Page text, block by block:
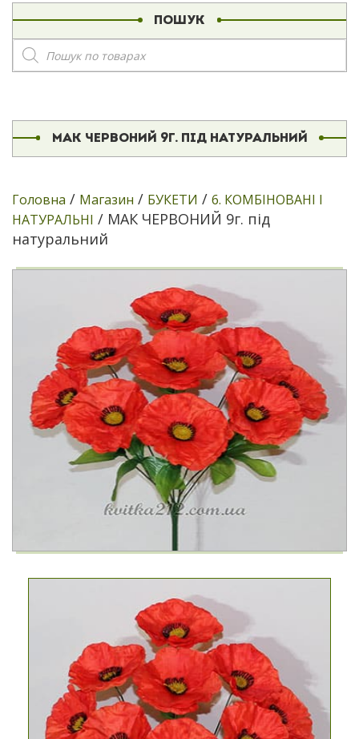
ПОШУК
Пошук
товарів
МАК ЧЕРВОНИЙ 9Г. ПІД НАТУРАЛЬНИЙ
Головна / Магазин / БУКЕТИ / 6. КОМБІНОВАНІ І
НАТУРАЛЬНІ / МАК ЧЕРВОНИЙ 9г. під
натуральний